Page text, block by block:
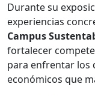
Durante su
experiencias
Campus
fortalecer
para enfrentar los
económicos que